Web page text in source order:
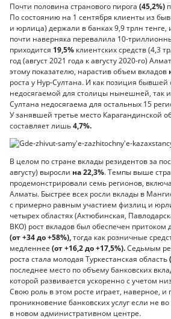
Почти половина странового пирога (45,2%)
По состоянию на 1 сентября клиенты из
и юрлица) держали в банках 9,9 трлн тенге,
почти наверняка перевалила 10-
приходится 19,5% клиентских средств (4,3
год (август 2021 года к августу 2020-го)
этому показателю, нарастив объем вкладов
роста у Нур-Султана. И как позиция
недосягаемой для столицы нынешней, так
Султана недосягаема для остальных 15
У занявшей третье место Карагандинской
составляет лишь4,7%.
В целом по стране вклады резидентов за
августу) выросли на 22,3%. Темпы выше
продемонстрировали семь регионов,
Алматы. Быстрее всех росли вклады в
с примерно равным участием физлиц и
четырех областях (Актюбинская,
ВКО) рост вкладов был обеспечен притоком
(от +34 до +58%),тогда как розничные
медленнее (от +16,2 до +17,5%).Седьмым
роста стала молодая Туркестанская область
последнее место по объему банковских
которой развивается ускоренно с учетом
Свою роль в этом росте играет, наверное,
проникновение банковских услуг если не
в новом административном центре.